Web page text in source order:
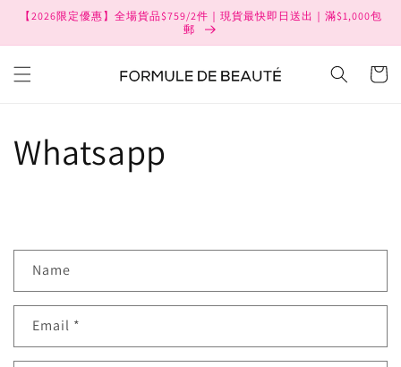
Skip to
【2026限定優惠】全場貨品$759/2件｜現貨最快即日送出｜滿$1,000包
郵
Cart
Whatsapp
n
a
Name
Email *